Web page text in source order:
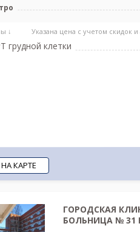
↓ Указана цена с учетом скидок и
грудной клетки
НА КАРТЕ
ГОРОДСКАЯ
БОЛЬНИЦА №